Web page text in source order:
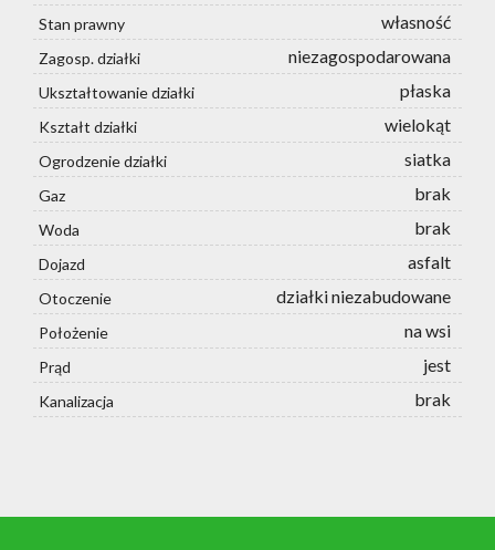
Stan prawny
własność
Zagosp. działki niezagospodarowana
Ukształtowanie działki płaska
Kształt działki wielokąt
Ogrodzenie działki siatka
Gaz brak
Woda brak
Dojazd asfalt
Otoczenie działki niezabudowane
Położenie na wsi
Prąd jest
Kanalizacja brak